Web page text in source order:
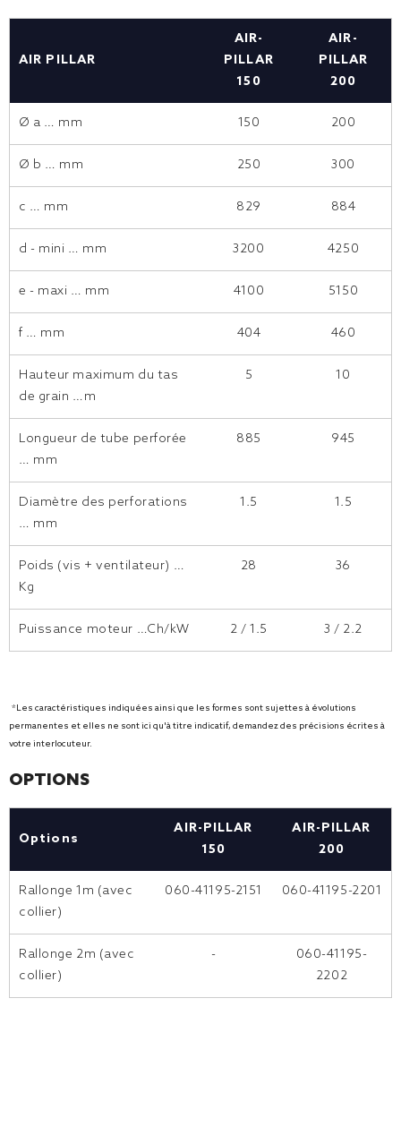
AIR PILLAR
AIR-
PILLAR
150
AIR-
PILLAR
200
Ø a … mm 150 200
Ø b … mm 250 300
c … mm 829 884
d - mini … mm 3200 4250
e - maxi … mm 4100 5150
f … mm 404 460
Hauteur maximum du tas
de grain …m
5 10
Longueur de tube perforée
… mm
885 945
Diamètre des perforations
… mm
1.5 1.5
Poids (vis + ventilateur) …
Kg
28 36
Puissance moteur …Ch/kW 2 / 1.5 3 / 2.2
*Les caractéristiques indiquées ainsi que les formes sont sujettes à évolutions
permanentes et elles ne sont ici qu'à titre indicatif, demandez des précisions écrites à
votre interlocuteur.
OPTIONS
Options
AIR-PILLAR
150
AIR-PILLAR
200
Rallonge 1m (avec
collier)
060-41195-2151 060-41195-2201
Rallonge 2m (avec
collier)
-
060-41195-
2202